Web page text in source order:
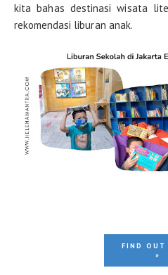
kita bahas destinasi wisata
rekomendasi liburan anak.
FIND OUT
»